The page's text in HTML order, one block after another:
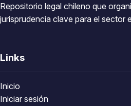
Repositorio legal chileno que
jurisprudencia clave para el sector
Links
Inicio
Iniciar sesión